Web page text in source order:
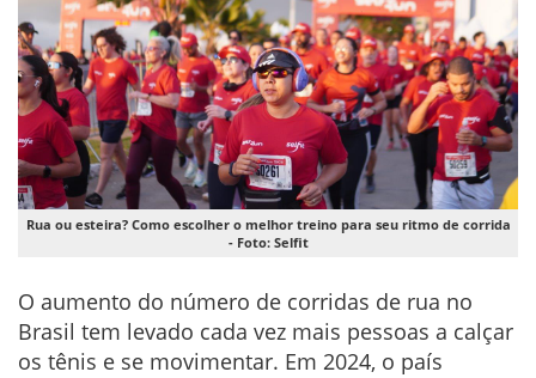
Rua ou esteira? Como escolher o melhor treino para seu ritmo de corrida
- Foto: Selfit
O aumento do número de corridas de rua no
Brasil tem levado cada vez mais pessoas a calçar
os tênis e se movimentar. Em 2024, o país